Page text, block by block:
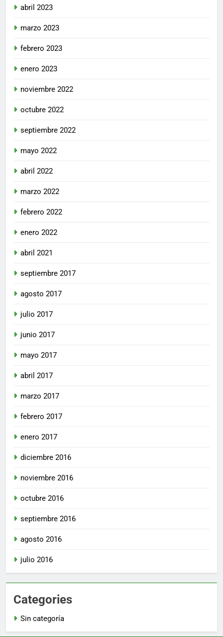
abril 2023
marzo 2023
febrero 2023
enero 2023
noviembre 2022
octubre 2022
septiembre 2022
mayo 2022
abril 2022
marzo 2022
febrero 2022
enero 2022
abril 2021
septiembre 2017
agosto 2017
julio 2017
junio 2017
mayo 2017
abril 2017
marzo 2017
febrero 2017
enero 2017
diciembre 2016
noviembre 2016
octubre 2016
septiembre 2016
agosto 2016
julio 2016
Categories
Sin categoría